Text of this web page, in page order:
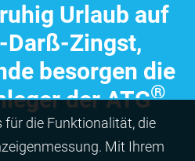
Urlaub auf
Darß-Zingst,
besorgen die
der ATG®
für die Funktio­na­lität, die
Mit Ihrem